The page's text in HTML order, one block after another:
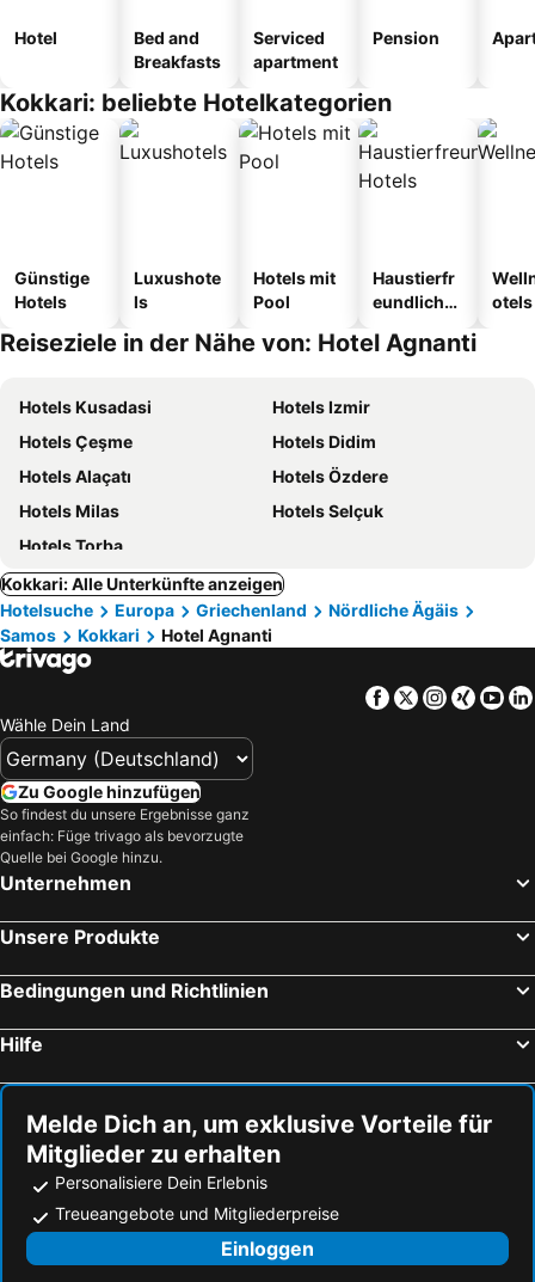
Hotel
Bed and
Breakfasts
Serviced
apartment
Pension
Kokkari: beliebte Hotelkategorien
Günstige
Hotels
Luxushote
ls
Hotels mit
Pool
Haustierfr
eundliche
otels
Reiseziele in der Nähe von: Hotel Agnanti
Hotels Kusadasi
Hotels Izmir
Hotels Çeşme
Hotels Didim
Hotels Alaçatı
Hotels Özdere
Hotels Milas
Hotels Selçuk
Hotels Torba
Kokkari: Alle Unterkünfte anzeigen
Hotelsuche
Europa Griechenland
Nördliche Ägäis
Samos
Kokkari Hotel Agnanti
Facebook
TwitterXing
Wähle Dein Land
Zu Google hinzufügen
So findest du unsere Ergebnisse ganz
einfach: Füge trivago als bevorzugte
Quelle bei Google hinzu.
Unternehmen
Unsere Produkte
Bedingungen und Richtlinien
Hilfe
Melde Dich an, um exklusive Vorteile für
Mitglieder zu erhalten
Personalisiere Dein Erlebnis
Treueangebote und Mitgliederpreise
Einloggen